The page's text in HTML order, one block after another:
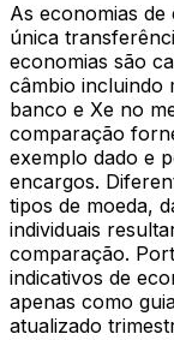
As economias
única
economias são
câmbio incluindo
banco e Xe no
comparação
exemplo dado e
encargos.
tipos de moeda,
individuais
comparação.
indicativos de
apenas como
atualizado